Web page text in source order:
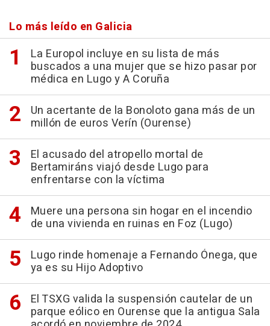
Lo más leído en Galicia
La Europol incluye en su lista de más
buscados a una mujer que se hizo pasar por
médica en Lugo y A Coruña
Un acertante de la Bonoloto gana más de un
millón de euros Verín (Ourense)
El acusado del atropello mortal de
Bertamiráns viajó desde Lugo para
enfrentarse con la víctima
Muere una persona sin hogar en el incendio
de una vivienda en ruinas en Foz (Lugo)
Lugo rinde homenaje a Fernando Ónega, que
ya es su Hijo Adoptivo
El TSXG valida la suspensión cautelar de un
parque eólico en Ourense que la antigua Sala